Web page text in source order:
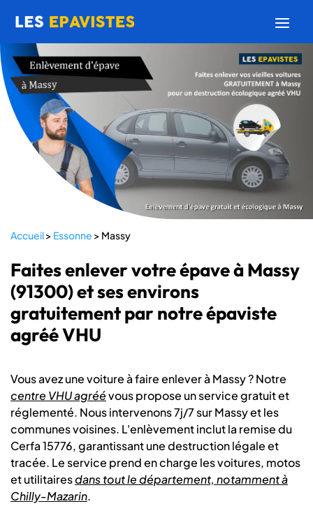
Accueil> Essonne > Massy
Faites enlever votre épave à Massy
(91300) et ses environs
gratuitement par notre épaviste
agréé VHU
Vous avez une voiture à faire enlever à Massy ? Notre
centre VHU agréévous propose un service gratuit et
réglementé. Nous intervenons 7j/7 sur Massy et les
communes voisines. L'enlèvement inclut la remise du
Cerfa 15776, garantissant une destruction légale et
tracée. Le service prend en charge les voitures, motos
et utilitairesdans tout le département, notamment à
Chilly-Mazarin.